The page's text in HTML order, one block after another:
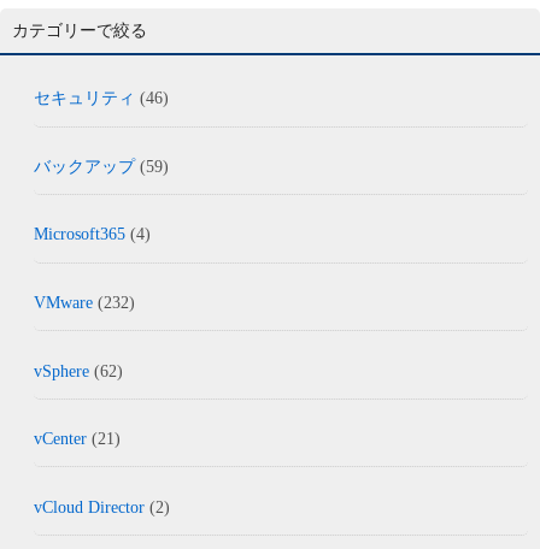
カテゴリーで絞る
セキュリティ (46)
バックアップ(59)
Microsoft365 (4)
VMware (232)
vSphere (62)
vCenter (21)
vCloud Director (2)